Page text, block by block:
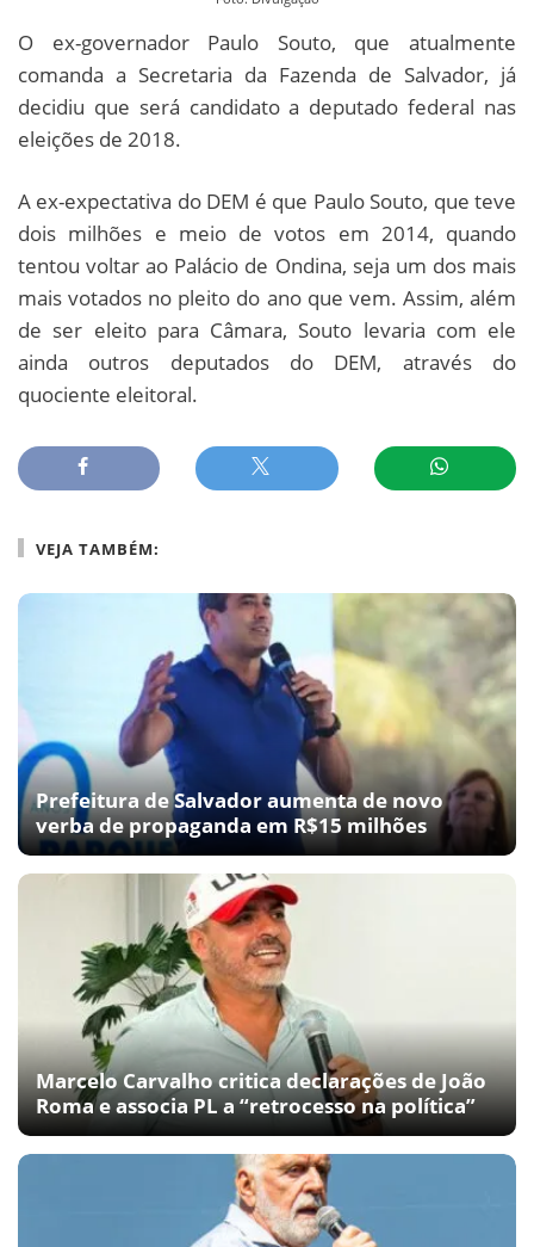
O ex-governador Paulo Souto, que atualmente
comanda a Secretaria da Fazenda de Salvador, já
decidiu que será candidato a deputado federal nas
eleições de 2018.
A ex-expectativa do DEM é que Paulo Souto, que teve
dois milhões e meio de votos em 2014, quando
tentou voltar ao Palácio de Ondina, seja um dos mais
mais votados no pleito do ano que vem. Assim, além
de ser eleito para Câmara, Souto levaria com ele
ainda outros deputados do DEM, através do
quociente eleitoral.
VEJA TAMBÉM:
Prefeitura de Salvador aumenta de novo
verba de propaganda em R$15 milhões
Marcelo Carvalho critica declarações de João
Roma e associa PL a “retrocesso na política”